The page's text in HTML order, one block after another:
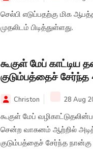
செல்பி எடுப்பதற்கு மிக
முதலிடம் பிடித்துள்ளது.
கூகுள் மேப் காட்டிய
குடும்பத்தைச் சேர்ந்த 4
Christon 28 Aug
கூகுள் மேப்
சென்ற வாகனம் ஆற்றில்
குடும்பத்தைச் சேர்ந்த நான்கு